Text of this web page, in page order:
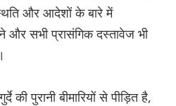
और आदेशों के बारे में
और सभी प्रासंगिक दस्तावेज भी
की पुरानी बीमारियों से पीड़ित है,